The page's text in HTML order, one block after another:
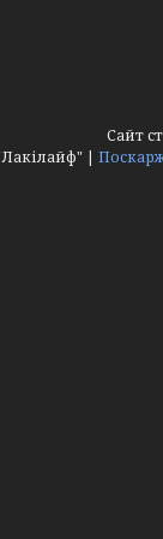
Сайт
"Лакілайф" |